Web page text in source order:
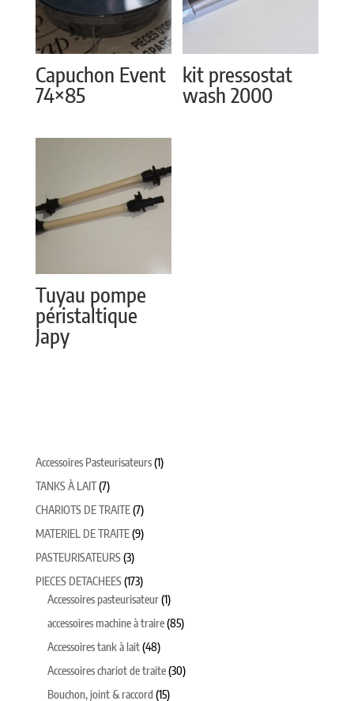
Capuchon Event
74×85
kit pressostat
wash 2000
Tuyau pompe
péristaltique
Japy
Accessoires Pasteurisateurs 11
TANKS À LAIT 77
produits
CHARIOTS DE TRAITE 77
produits
MATERIEL DE TRAITE 99
PASTEURISATEURS 33
produits
PIECES DETACHEES 173173
produits
Accessoires pasteurisateur 11
produit
accessoires machine à traire 8585
Accessoires tank à lait 4848
produits
Accessoires chariot de traite 3030
Bouchon, joint & raccord 1515